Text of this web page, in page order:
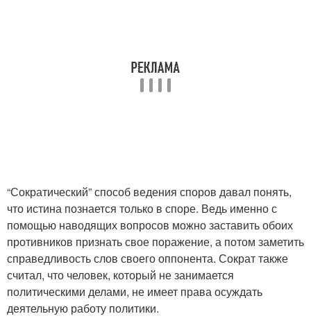
“Сократический” способ ведения споров давал понять,
что истина познается только в споре. Ведь именно с
помощью наводящих вопросов можно заставить обоих
противников признать свое поражение, а потом заметить
справедливость слов своего оппонента. Сократ также
считал, что человек, который не занимается
политическими делами, не имеет права осуждать
деятельную работу политики.